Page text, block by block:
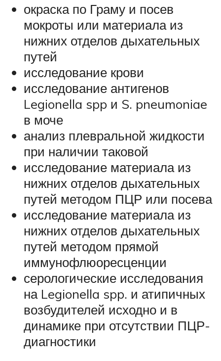
окраска по Граму и посев
мокроты или материала из
нижних отделов дыхательных
путей
исследование крови
исследование антигенов
Legionella spp и S. pneumoniae
в моче
анализ плевральной жидкости
при наличии таковой
исследование материала из
нижних отделов дыхательных
путей методом ПЦР или посева
исследование материала из
нижних отделов дыхательных
путей методом прямой
иммунофлюоресценции
серологические исследования
на Legionella spp. и атипичных
возбудителей исходно и в
динамике при отсутствии ПЦР-
диагностики